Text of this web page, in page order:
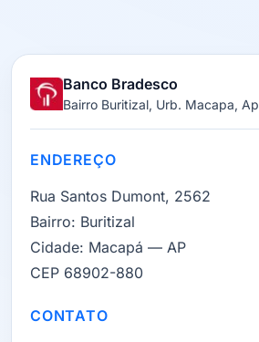
Banco Bradesco
Bairro Buritizal, Urb. Macapa, Ap
ENDEREÇO
Rua Santos Dumont, 2562
Bairro: Buritizal
Cidade: Macapá — AP
CEP 68902-880
CONTATO